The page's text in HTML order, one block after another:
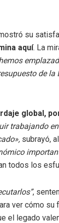
su
aquí. La
de
global,
trabajando
subrayó,
todos los
,
ver cómo
el legado